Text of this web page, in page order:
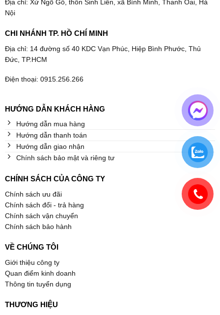
Địa chỉ: Xứ Ngõ Gỗ, thôn Sinh Liên, xã Bình Minh, Thanh Oai, Hà
Nội
CHI NHÁNH TP. HỒ CHÍ MINH
Địa chỉ: 14 đường số 40 KDC Vạn Phúc, Hiệp Bình Phước, Thủ
Đức, TP.HCM
Điện thoại: 0915.256.266
HƯỚNG DẪN KHÁCH HÀNG
Hướng dẫn mua hàng
Hướng dẫn thanh toán
Hướng dẫn giao nhận
Chính sách bảo mật và riêng tư
CHÍNH SÁCH CỦA CÔNG TY
Chính sách ưu đãi
Chính sách đổi - trả hàng
Chính sách vận chuyển
Chính sách bảo hành
VỀ CHÚNG TÔI
Giới thiệu công ty
Quan điểm kinh doanh
Thông tin tuyển dụng
THƯƠNG HIỆU